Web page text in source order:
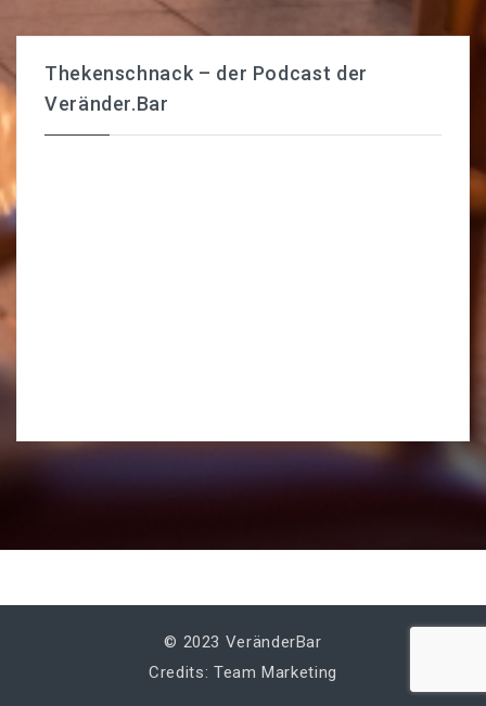
Thekenschnack – der Podcast der
Veränder.Bar
© 2023 VeränderBar
Credits: Team Marketing